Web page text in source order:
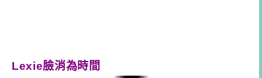
Lexie臉消為時間